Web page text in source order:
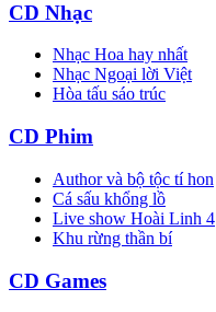
CD Nhạc
Nhạc Hoa hay nhất
Nhạc Ngoại lời Việt
Hòa tấu sáo trúc
CD Phim
Author và bộ tộc tí hon
Cá sấu khổng lồ
Live show Hoài Linh 4
Khu rừng thần bí
CD Games